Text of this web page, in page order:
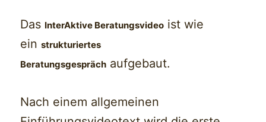
Das InterAktive Beratungsvideo ist wie
ein strukturiertes
Beratungsgespräch aufgebaut.
Nach einem allgemeinen